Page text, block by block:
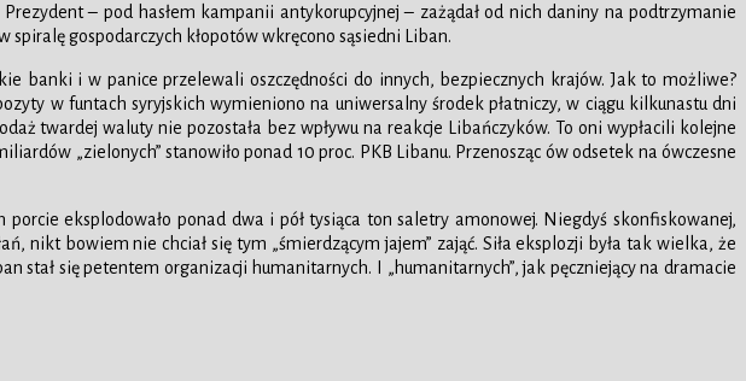
– pod hasłem kampanii antykorupcyjnej – zażądał od nich daniny na podtrzymanie
gospodarczych kłopotów wkręcono sąsiedni Liban.
banki i w panice przelewali oszczędności do innych, bezpiecznych krajów. Jak to możliwe?
w funtach syryjskich wymieniono na uniwersalny środek płatniczy, w ciągu kilkunastu dni
twardej waluty nie pozostała bez wpływu na reakcje Libańczyków. To oni wypłacili kolejne
„zielonych” stanowiło ponad 10 proc. PKB Libanu. Przenosząc ów odsetek na ówczesne
eksplodowało ponad dwa i pół tysiąca ton saletry amonowej. Niegdyś skonfiskowanej,
nikt bowiem nie chciał się tym „śmierdzącym jajem” zająć. Siła eksplozji była tak wielka, że
stał się petentem organizacji humanitarnych. I „humanitarnych”, jak pęczniejący na dramacie